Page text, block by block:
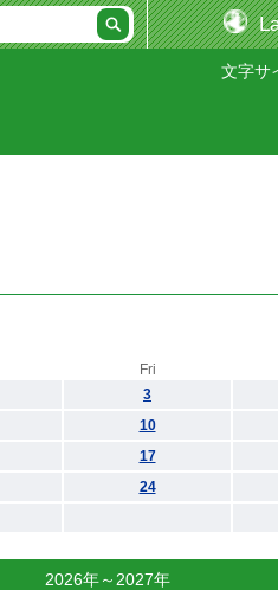
文字サ
Fri
3
10
17
24
2026年～2027年